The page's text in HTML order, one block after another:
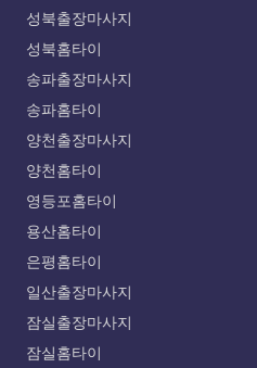
성북출장마사지
성북홈타이
송파출장마사지
송파홈타이
양천출장마사지
양천홈타이
영등포홈타이
용산홈타이
은평홈타이
일산출장마사지
잠실출장마사지
잠실홈타이